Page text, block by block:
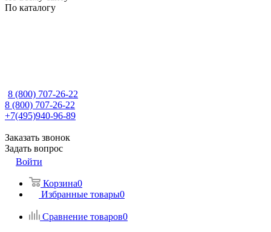
По каталогу
8 (800) 707-26-22
8 (800) 707-26-22
+7(495)940-96-89
Заказать звонок
Задать вопрос
Войти
Корзина0
Избранные товары0
Сравнение товаров0